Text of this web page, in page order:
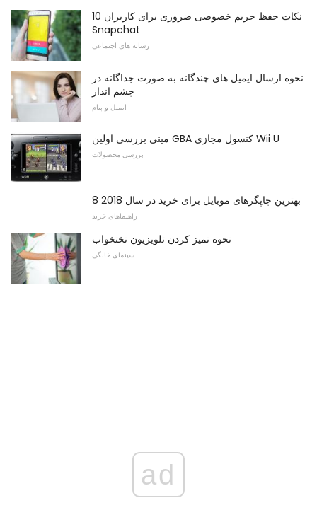
10 نکات حفظ حریم خصوصی ضروری برای کاربران
Snapchat
رسانه های اجتماعی
نحوه ارسال ایمیل های چندگانه به صورت جداگانه در
چشم انداز
ایمیل و پیام
مینی بررسی اولین GBA کنسول مجازی Wii U
بررسی محصولات
8 بهترین چاپگرهای موبایل برای خرید در سال 2018
راهنماهای خرید
نحوه تمیز کردن تلویزیون تختخواب
سینمای خانگی
ad